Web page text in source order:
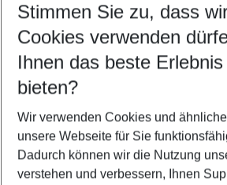
Abflughafen wählen
Beliebiger Abflughafen
Reisezeitraum wählen
11.08.26– 09.08.27 5-8 Nächte
2 Erwachsene Keine Kinder
Mehr Filter
Stimmen Sie zu, dass
Cookies verwenden
Ihnen das beste Erlebnis
bieten?
Wir verwenden Cookies und
unsere Webseite für Sie
Dadurch können wir die Nutzung
verstehen und verbessern, Ihnen